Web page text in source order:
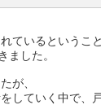
ているということ
ました。
が、
していく中で、